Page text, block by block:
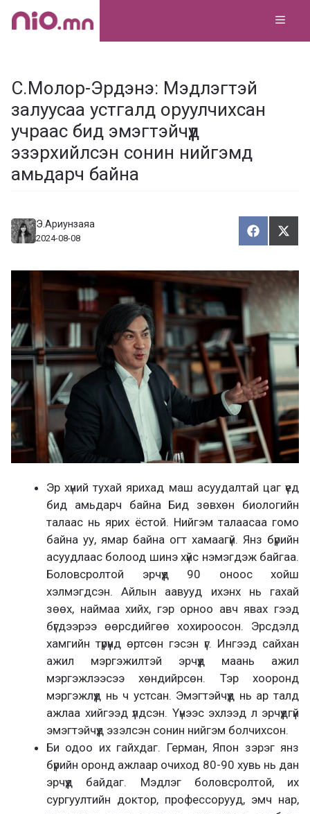
Skip
С.Молор-Эрдэнэ: Мэдлэгтэй
залуусаа устгалд оруулчихсан
учраас бид эмэгтэйчүүд
эзэрхийлсэн сонин нийгэмд
амьдарч байна
Э.Ариунзаяа
2024-08-08
Х
у
а
л
ц
а
х
Т
э
э
х
Эр хүний тухай ярихад маш асуудалтай цаг үед
бид амьдарч байна Бид зөвхөн биологийн
талаас нь ярих ёстой. Нийгэм талаасаа гомо
байна уу, ямар байна огт хамаагүй. Янз бүрийн
асуудлаас болоод шинэ хүйс нэмэгдэж байгаа.
Боловсролтой эрчүүд 90 оноос хойш
хэлмэгдсэн. Айлын аавууд ихэнх нь гахай
зөөх, наймаа хийх, гэр орноо авч явах гээд
бүгдээрээ өөрсдийгөө хохироосон. Эрсдэлд
хамгийн түрүүнд өртсөн гэсэн үг. Ингээд сайхан
ажил мэргэжилтэй эрчүүд маань ажил
мэргэжлээсээ хөндийрсөн. Тэр хооронд
мэргэжлүүд нь ч устсан. Эмэгтэйчүүд нь ар талд
ажлаа хийгээд үлдсэн. Үүнээс эхлээд л эрчүүдгүй
эмэгтэйчүүд эзэлсэн сонин нийгэм болчихсон.
Би одоо их гайхдаг. Герман, Япон зэрэг янз
бүрийн оронд ажлаар очиход 80-90 хувь нь дан
эрчүүд байдаг. Мэдлэг боловсролтой, их
сургуултийн доктор, профессорууд, эмч нар,